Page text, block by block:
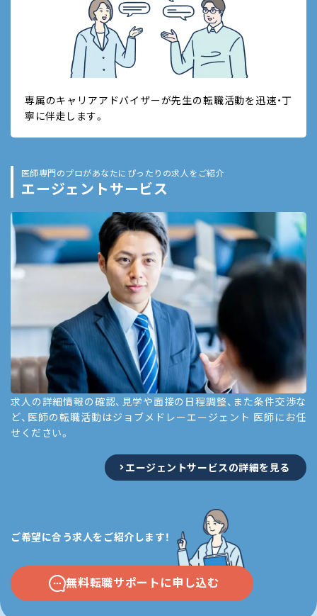
専属のキャリアアドバイザーが先生の転職活動を迅速・丁
寧に伴走します。
医師専門のプロがあなたにぴったりの求人をご紹介
エージェントサービス
求人の詳細情報の確認、見学や面接の日程調整、また条件交渉な
ど、医師の転職活動はジョブメドレーエージェント 医師にお任
せください。
エージェントサービスの詳細を見る
ご希望に合う求人をご紹介します！
無料転職サポートに申し込む